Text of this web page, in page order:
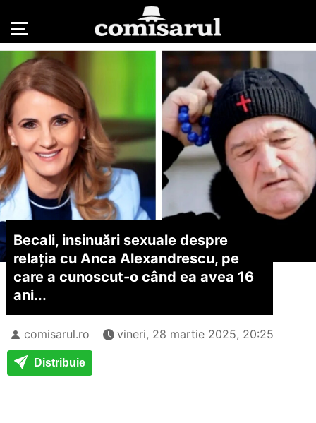
Becali, insinuări sexuale despre
relația cu Anca Alexandrescu, pe
care a cunoscut-o când ea avea 16
ani...
comisarul.ro vineri, 28 martie 2025, 20:25
Distribuie